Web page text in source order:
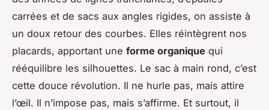
carrées et de sacs aux angles rigides, on assiste à
un doux retour des courbes. Elles réintègrent nos
placards, apportant une forme organique qui
rééquilibre les silhouettes. Le sac à main rond, c’est
cette douce révolution. Il ne hurle pas, mais attire
l’œil. Il n’impose pas, mais s’affirme. Et surtout, il